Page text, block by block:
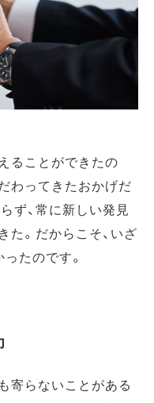
ることができたの
わってきたおかげだ
ず、常に新しい発見
た。だからこそ、いざ
たのです。
寄らないことがある